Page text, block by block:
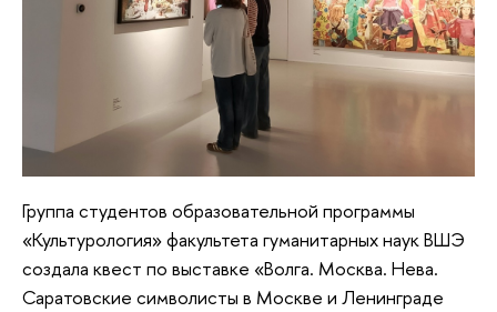
Группа студентов образовательной программы
«Культурология» факультета гуманитарных наук ВШЭ
создала квест по выставке «Волга. Москва. Нева.
Саратовские символисты в Москве и Ленинграде